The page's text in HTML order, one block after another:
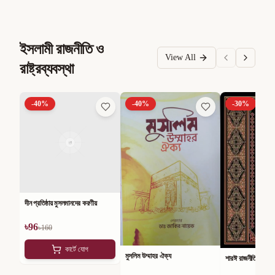
ইসলামী রাজনীতি ও
রাষ্ট্রব্যবস্থা
View All
-40%
দীন প্রতিষ্ঠায় মুসলমানদের করণীয়
৳96৳160
কার্টে যোগ
-40%
মুসলিম উম্মাহর ঐক্য
-30%
শারঈ রাজনীতি